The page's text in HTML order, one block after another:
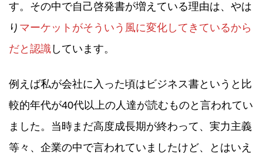
す。その中で自己啓発書が増えている理由は、やは
り マーケットがそういう風に変化してきているから
だと認識 しています。
例えば私が会社に入った頃はビジネス書というと比
較的年代が40代以上の人達が読むものと言われてい
ました。当時まだ高度成長期が終わって、実力主義
等々、企業の中で言われていましたけど、とはいえ